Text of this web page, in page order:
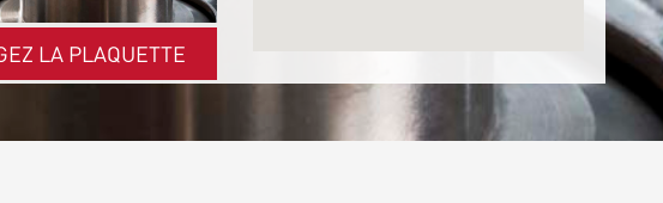
LA PLAQUETTE